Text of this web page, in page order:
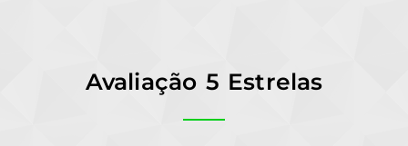
Avaliação 5 Estrelas